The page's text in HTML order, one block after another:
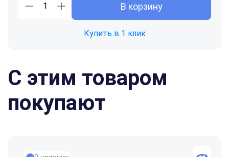
В корзину
Купить в 1 клик
С этим товаром
покупают